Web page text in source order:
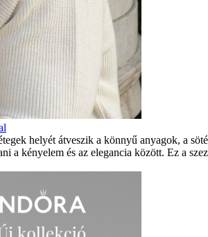
helyét átveszik a könnyű anyagok, a
a kényelem és az elegancia között. Ez a